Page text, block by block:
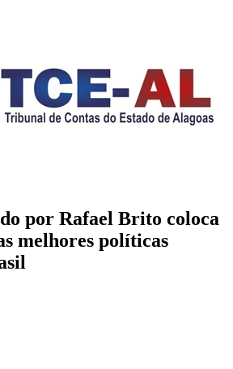
por Rafael Brito coloca
melhores políticas